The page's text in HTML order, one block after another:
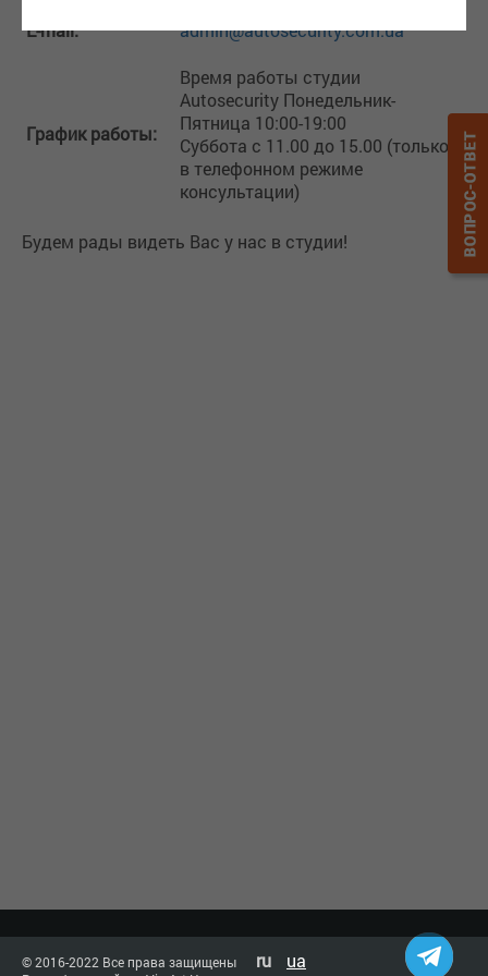
E-mail:
admin@autosecurity.com.ua
График работы:
Время работы студии
Autosecurity Понедельник-
Пятница 10:00-19:00
Суббота с 11.00 до 15.00 (только
в телефонном режиме
консультации)
Будем рады видеть Вас у нас в студии!
© 2016-2022 Все права защищены ru ua